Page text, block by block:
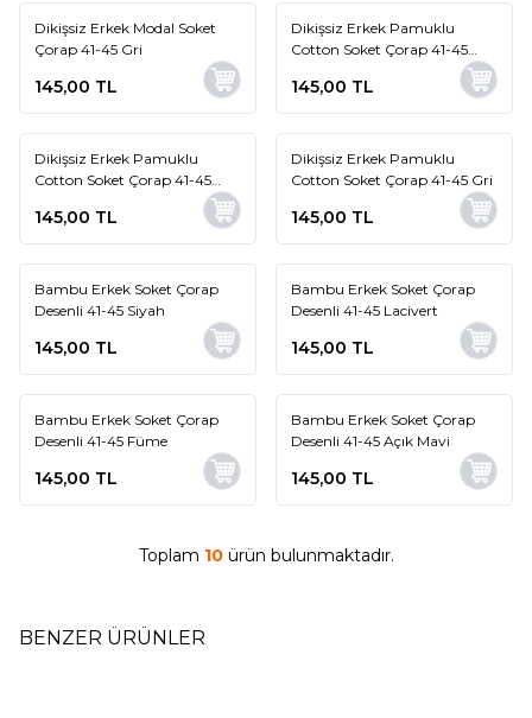
Yeni
Dikişsiz Erkek Modal Soket
Çorap 41-45 Gri
145,00 TL
Yeni
Dikişsiz Erkek Pamuklu
Cotton Soket Çorap 41-45
145,00 TL
Yeni
Dikişsiz Erkek Pamuklu
Cotton Soket Çorap 41-45
145,00 TL
Yeni
Dikişsiz Erkek Pamuklu
Cotton Soket Çorap 41-45 Gri
145,00 TL
Yeni
Bambu Erkek Soket Çorap
Desenli 41-45 Siyah
145,00 TL
Yeni
Bambu Erkek Soket Çorap
Desenli 41-45 Lacivert
145,00 TL
Yeni
Bambu Erkek Soket Çorap
Desenli 41-45 Füme
145,00 TL
Yeni
Bambu Erkek Soket Çorap
Desenli 41-45 Açık Mavi
145,00 TL
Toplam 10ürün bulunmaktadır.
BENZER ÜRÜNLER